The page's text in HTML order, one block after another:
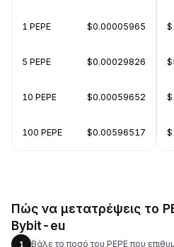
1 PEPE $0.00005965
5 PEPE $0.00029826
10 PEPE $0.00059652
100 PEPE $0.00596517
Πώς να μετατρέψεις το
Bybit-eu
1 Βάλε το ποσό του PEPE που